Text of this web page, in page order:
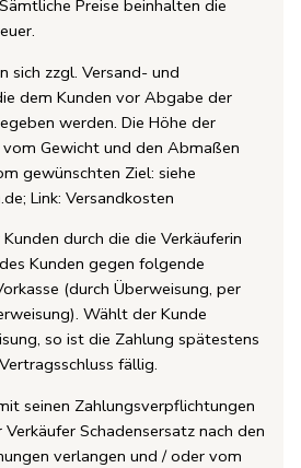
Preise beinhalten die
sich zzgl. Versand- und
dem Kunden vor Abgabe der
werden. Die Höhe der
Gewicht und den Abmaßen
gewünschten Ziel: siehe
Link: Versandkosten
durch die die Verkäuferin
Kunden gegen folgende
(durch Überweisung, per
Wählt der Kunde
so ist die Zahlung spätestens
fällig.
seinen Zahlungsverpflichtungen
Schadensersatz nach den
verlangen und / oder vom